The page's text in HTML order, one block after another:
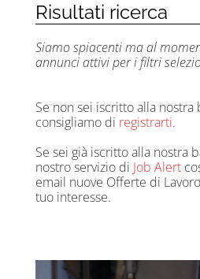
Risultati ricerca
Siamo spiacenti ma al
annunci attivi per i filtri
Se non sei iscritto alla nostra
consigliamo di registrarti.
Se sei già iscritto alla nostra
nostro servizio di Job Alert
email nuove Offerte di
tuo interesse.